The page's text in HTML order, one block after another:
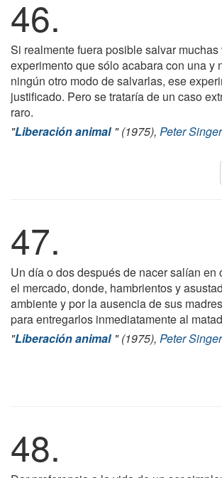
46.
Si realmente fuera posible salvar
experimento que sólo acabara con una y
ningún otro modo de salvarlas, ese
justificado. Pero se trataría de un caso
raro.
"Liberación animal " (1975), Peter Singer
47.
Un día o dos después de nacer salían en
el mercado, donde, hambrientos y
ambiente y por la ausencia de sus
para entregarlos inmediatamente al
"Liberación animal " (1975), Peter Singer
48.